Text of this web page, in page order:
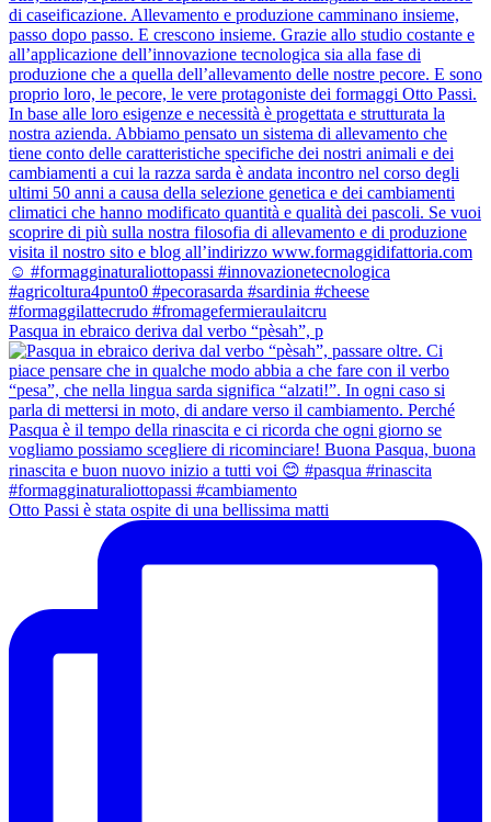
Pasqua in ebraico deriva dal verbo “pèsah”, p
Otto Passi è stata ospite di una bellissima matti